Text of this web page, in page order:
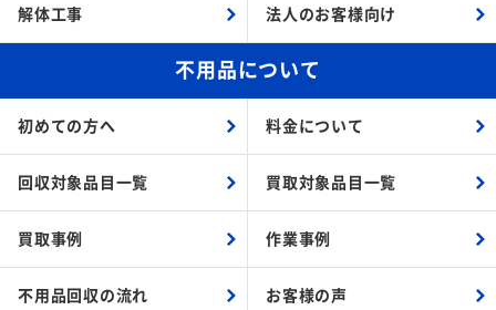
解体工事 法人のお客様向け
不用品について
初めての方へ 料金について
回収対象品目一覧 買取対象品目一覧
買取事例 作業事例
不用品回収の流れ お客様の声